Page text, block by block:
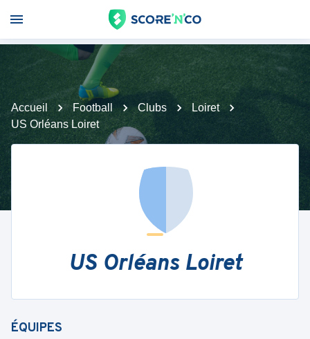
Accueil Football Clubs
Loiret
US Orléans Loiret
US Orléans Loiret
ÉQUIPES